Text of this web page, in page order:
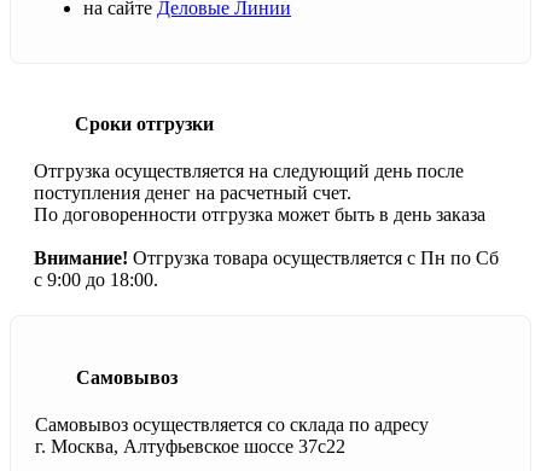
на сайте Деловые Линии
Сроки отгрузки
Отгрузка осуществляется на следующий день после
поступления денег на расчетный счет.
По договоренности отгрузка может быть в день заказа
Внимание! Отгрузка товара осуществляется с Пн по Сб
с 9:00 до 18:00.
Самовывоз
Самовывоз осуществляется со склада по адресу
г. Москва, Алтуфьевское шоссе 37с22